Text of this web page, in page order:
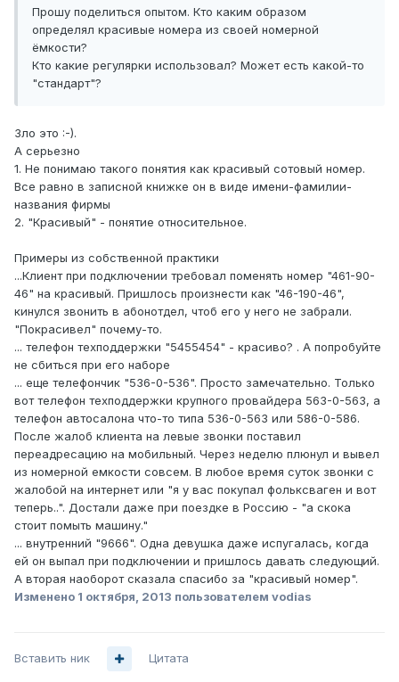
Прошу поделиться опытом. Кто каким образом
определял красивые номера из своей номерной
ёмкости?
Кто какие регулярки использовал? Может есть какой-то
"стандарт"?
Зло это :-).
А серьезно
1. Не понимаю такого понятия как красивый сотовый номер.
Все равно в записной книжке он в виде имени-фамилии-
названия фирмы
2. "Красивый" - понятие относительное.
Примеры из собственной практики
...Клиент при подключении требовал поменять номер "461-90-
46" на красивый. Пришлось произнести как "46-190-46",
кинулся звонить в абонотдел, чтоб его у него не забрали.
"Покрасивел" почему-то.
... телефон техподдержки "5455454" - красиво? . А попробуйте
не сбиться при его наборе
... еще телефончик "536-0-536". Просто замечательно. Только
вот телефон техподдержки крупного провайдера 563-0-563, а
телефон автосалона что-то типа 536-0-563 или 586-0-586.
После жалоб клиента на левые звонки поставил
переадресацию на мобильный. Через неделю плюнул и вывел
из номерной емкости совсем. В любое время суток звонки с
жалобой на интернет или "я у вас покупал фольксваген и вот
теперь..". Достали даже при поездке в Россию - "а скока
стоит помыть машину."
... внутренний "9666". Одна девушка даже испугалась, когда
ей он выпал при подключении и пришлось давать следующий.
А вторая наоборот сказала спасибо за "красивый номер".
Изменено 1 октября, 2013 пользователем vodias
Вставить ник Цитата